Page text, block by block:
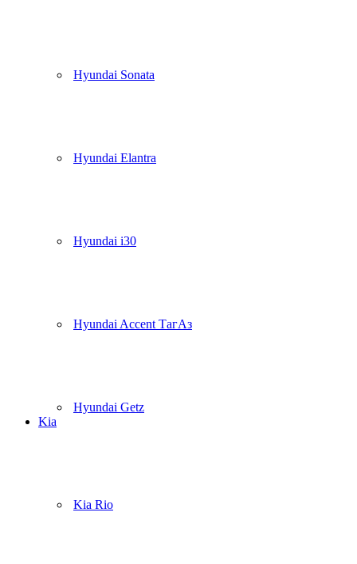
Hyundai Sonata
Hyundai Elantra
Hyundai i30
Hyundai Accent ТагАз
Hyundai Getz
Kia
Kia Rio